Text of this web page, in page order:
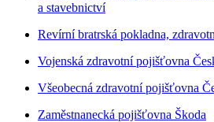
a stavebnictví
Revírní bratrská pokladna,
Vojenská zdravotní pojišťovna
Všeobecná zdravotní pojišťovna
Zaměstnanecká pojišťovna Škoda